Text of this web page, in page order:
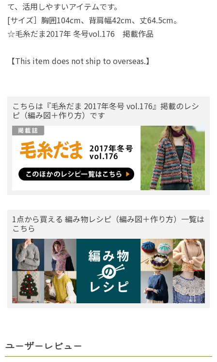
て、活用しやすいアイテムです。
[サイズ］胸囲104cm、背肩幅42cm、丈64.5cm。
☆毛糸だま2017年 冬号vol.176 掲載作品
【This item does not ship to overseas.】
こちらは『毛糸だま 2017年冬号 vol.176』掲載のレシ
ピ（編み図＋作り方）です
1点から買える 編み物レシピ（編み図＋作り方）一覧は
こちら
ユーザーレビュー